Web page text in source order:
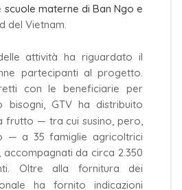
materne di Ban Ngo e
del Vietnam.
attività ha riguardato il
partecipanti al progetto.
con le beneficiarie per
GTV ha distribuito
frutto — tra cui susino, pero,
— a 35 famiglie agricoltrici
da circa 2.350
Oltre alla fornitura dei
ha fornito indicazioni